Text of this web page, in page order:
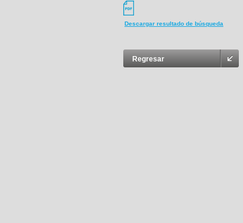
Descargar resultado de búsqueda
Regresar